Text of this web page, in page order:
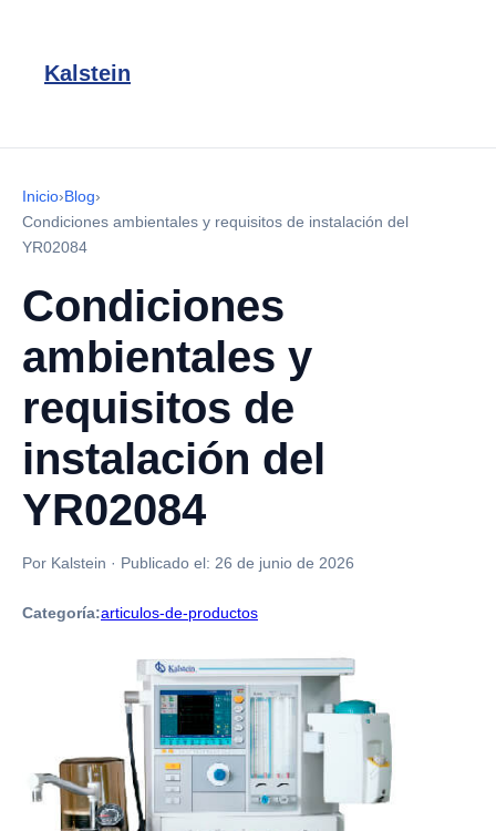
Kalstein
Inicio›Blog›
Condiciones ambientales y requisitos de instalación del
YR02084
Condiciones
ambientales y
requisitos de
instalación del
YR02084
Por Kalstein · Publicado el: 26 de junio de 2026
Categoría:articulos-de-productos